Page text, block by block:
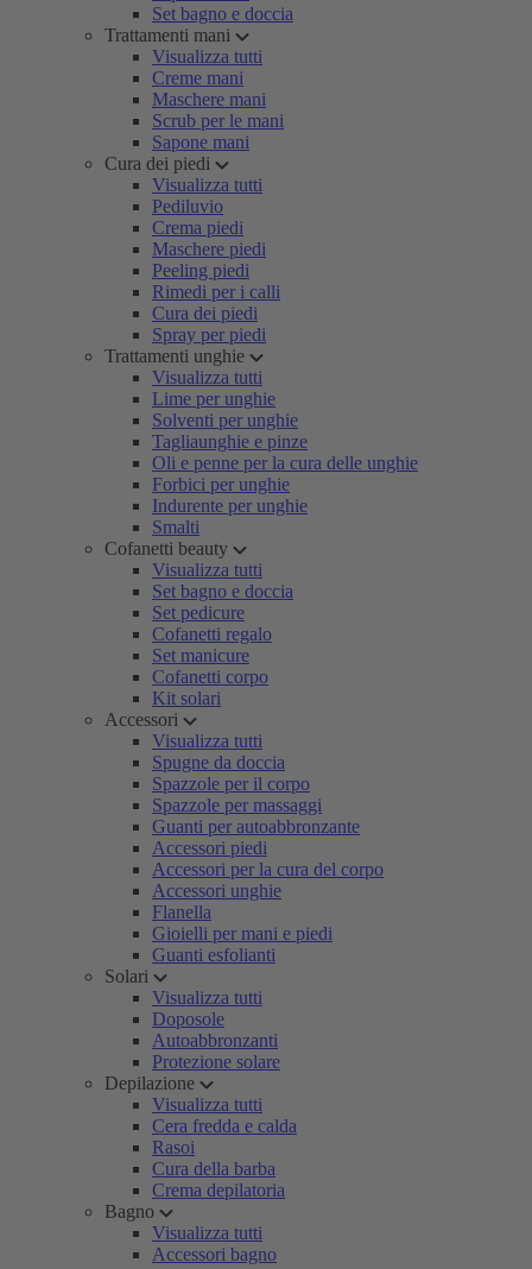
Set bagno e doccia
Trattamenti mani
Visualizza tutti
Creme mani
Maschere mani
Scrub per le mani
Sapone mani
Cura dei piedi
Visualizza tutti
Pediluvio
Crema piedi
Maschere piedi
Peeling piedi
Rimedi per i calli
Cura dei piedi
Spray per piedi
Trattamenti unghie
Visualizza tutti
Lime per unghie
Solventi per unghie
Tagliaunghie e pinze
Oli e penne per la cura delle unghie
Forbici per unghie
Indurente per unghie
Smalti
Cofanetti beauty
Visualizza tutti
Set bagno e doccia
Set pedicure
Cofanetti regalo
Set manicure
Cofanetti corpo
Kit solari
Accessori
Visualizza tutti
Spugne da doccia
Spazzole per il corpo
Spazzole per massaggi
Guanti per autoabbronzante
Accessori piedi
Accessori per la cura del corpo
Accessori unghie
Flanella
Gioielli per mani e piedi
Guanti esfolianti
Solari
Visualizza tutti
Doposole
Autoabbronzanti
Protezione solare
Depilazione
Visualizza tutti
Cera fredda e calda
Rasoi
Cura della barba
Crema depilatoria
Bagno
Visualizza tutti
Accessori bagno